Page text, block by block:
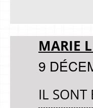
MARIE
9
IL SONT